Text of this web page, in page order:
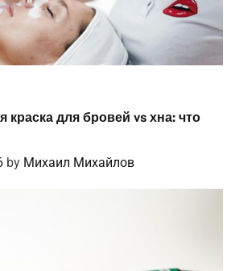
для бровей vs хна: что
by Михаил Михайлов